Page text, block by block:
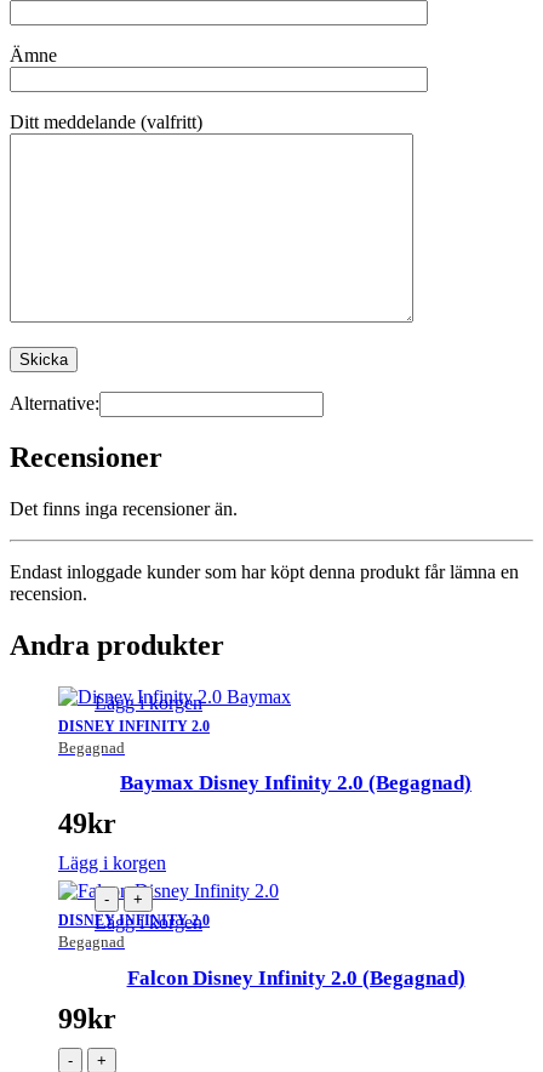
Ämne
Ditt meddelande (valfritt)
Alternative:
Recensioner
Det finns inga recensioner än.
Endast inloggade kunder som har köpt denna produkt får lämna en
recension.
Andra produkter
DISNEY INFINITY 2.0
Begagnad
Lägg i korgen
Baymax Disney Infinity 2.0 (Begagnad)
49kr
Lägg i korgen
DISNEY INFINITY 2.0
Begagnad
- +
Lägg i korgen
Falcon Disney Infinity 2.0 (Begagnad)
99kr
- +